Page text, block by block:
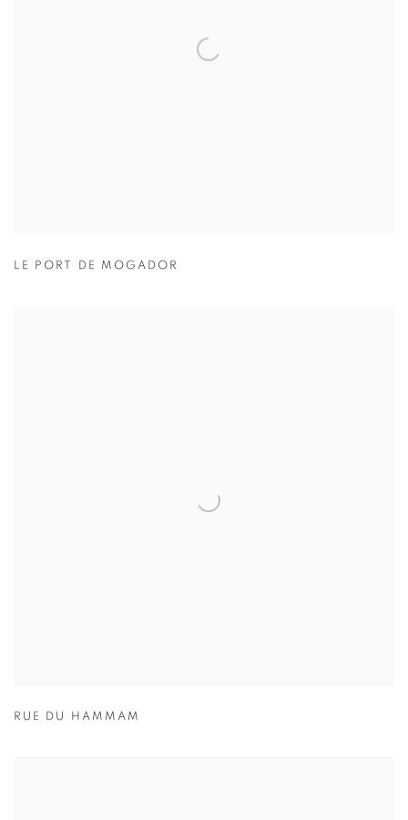
LE PORT DE MOGADOR
RUE DU HAMMAM